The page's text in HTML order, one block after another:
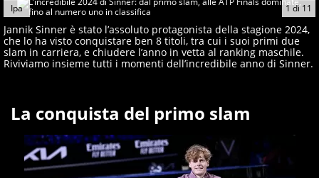
1di11
Ipa
Jannik Sinner è stato l’assoluto protagonista della stagione 2024,
che lo ha visto conquistare ben 8 titoli, tra cui i suoi primi due
slam in carriera, e chiudere l’anno in vetta al ranking maschile.
Riviviamo insieme tutti i momenti dell’incredibile anno di Sinner.
La conquista del primo slam